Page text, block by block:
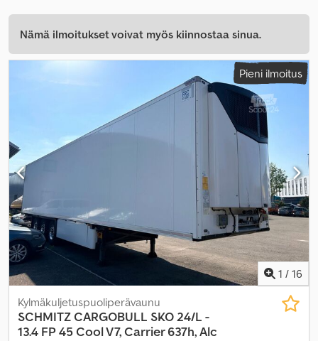
Nämä ilmoitukset voivat myös kiinnostaa sinua.
Pieni ilmoitus
1 / 16
Kylmäkuljetuspuoliperävaunu
SCHMITZ CARGOBULL SKO 24/L -
13.4 FP 45 Cool V7, Carrier 637h, Alc